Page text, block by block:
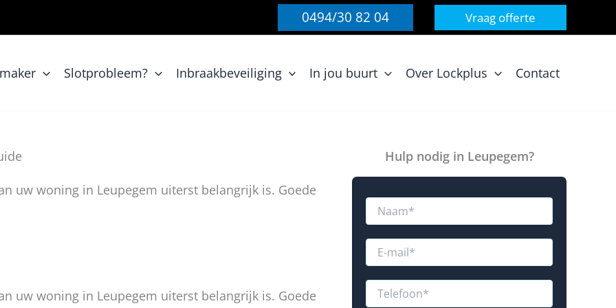
0494/30 82 04 Vraag offerte
Slotprobleem? Inbraakbeveiliging In jou buurt Over Lockplus Contact
uw woning in Leupegem uiterst belangrijk is. Goede
uw woning in Leupegem uiterst belangrijk is. Goede
Hulp nodig in Leupegem?
N
mE
aT